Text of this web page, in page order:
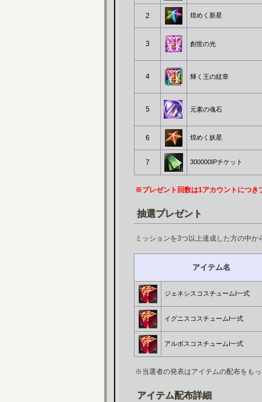
2 煌めく新星
3 創世の光
4 輝く王の紋章
5 元素の魂石
6 煌めく妖星
7 300000IPチケット
※プレゼント回数は1アカウントにつき
抽選プレゼント
ミッションを3つ以上達成した方の中
アイテム名
ジェネシスコスチュームI一式
イグニスコスチュームI一式
アルボスコスチュームI一式
※当選者の発表はアイテムの配布をも
アイテム配布詳細